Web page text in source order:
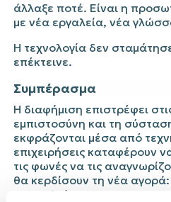
άλλαξε ποτέ. Είναι η
με νέα εργαλεία, νέα
Η τεχνολογία δεν
επέκτεινε.
Συμπέρασμα
Η διαφήμιση επιστρέφει
εμπιστοσύνη και τη
εκφράζονται μέσα από
επιχειρήσεις καταφέρουν
τις φωνές να τις
θα κερδίσουν τη νέα
συνομιλιών.